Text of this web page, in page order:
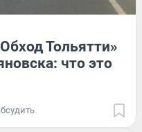
Тольятти»
что это